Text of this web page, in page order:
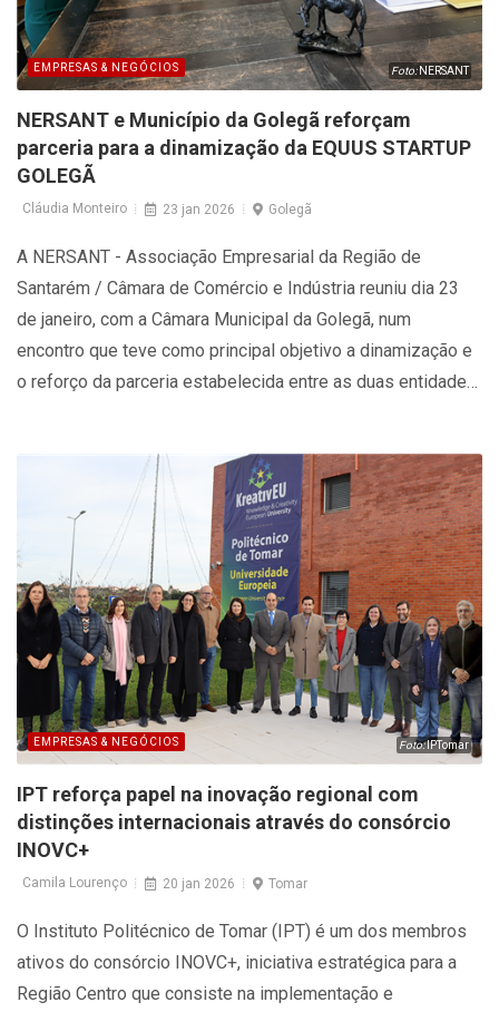
EMPRESAS & NEGÓCIOS Foto: NERSANT
NERSANT e Município da Golegã reforçam
parceria para a dinamização da EQUUS STARTUP
GOLEGÃ
Cláudia Monteiro 23 jan 2026 Golegã
A NERSANT - Associação Empresarial da Região de
Santarém / Câmara de Comércio e Indústria reuniu dia 23
de janeiro, com a Câmara Municipal da Golegã, num
encontro que teve como principal objetivo a dinamização e
o reforço da parceria estabelecida entre as duas entidades
EMPRESAS & NEGÓCIOS Foto:IPTomar
IPT reforça papel na inovação regional com
distinções internacionais através do consórcio
INOVC+
Camila Lourenço 20 jan 2026 Tomar
O Instituto Politécnico de Tomar (IPT) é um dos membros
ativos do consórcio INOVC+, iniciativa estratégica para a
Região Centro que consiste na implementação e